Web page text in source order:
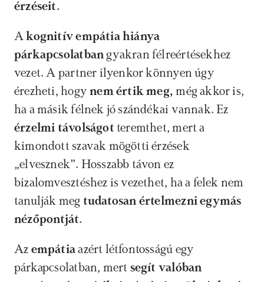
érzéseit.
A kognitív empátia hiánya
párkapcsolatban gyakran félreértésekhez
vezet. A partner ilyenkor könnyen úgy
érezheti, hogy nem értik meg, még akkor is,
érzelmi távolságot teremthet, mert a
kimondott szavak mögötti érzések
„elvesznek”. Hosszabb távon ez
bizalomvesztéshez is vezethet, ha a felek nem
tanulják meg tudatosan értelmezni egymás
nézőpontját.
Az empátia azért létfontosságú egy
párkapcsolatban, mert segít valóban